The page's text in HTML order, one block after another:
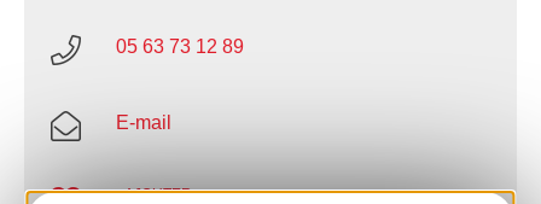
05 63 73 12 89
E-mail
AJOUTER